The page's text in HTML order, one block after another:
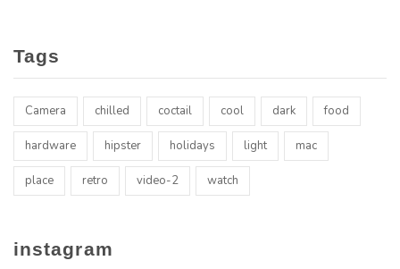
Tags
Camera chilled coctail cool dark food
hardware hipster holidays light mac
place retro video-2 watch
instagram